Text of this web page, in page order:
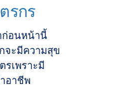
รกร
ก่อนหน้านี้
จะมีความสุข
รเพราะมี
อาชีพ